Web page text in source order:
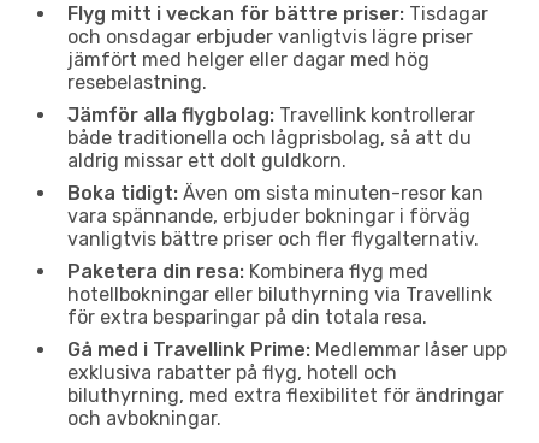
Flyg mitt i veckan för bättre priser: Tisdagar
och onsdagar erbjuder vanligtvis lägre priser
jämfört med helger eller dagar med hög
resebelastning.
Jämför alla flygbolag: Travellink kontrollerar
både traditionella och lågprisbolag, så att du
aldrig missar ett dolt guldkorn.
Boka tidigt: Även om sista minuten-resor kan
vara spännande, erbjuder bokningar i förväg
vanligtvis bättre priser och fler flygalternativ.
Paketera din resa: Kombinera flyg med
hotellbokningar eller biluthyrning via Travellink
för extra besparingar på din totala resa.
Gå med i Travellink Prime: Medlemmar låser upp
exklusiva rabatter på flyg, hotell och
biluthyrning, med extra flexibilitet för ändringar
och avbokningar.